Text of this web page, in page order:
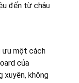
đến từ châu
một cách
của
xuyên, không